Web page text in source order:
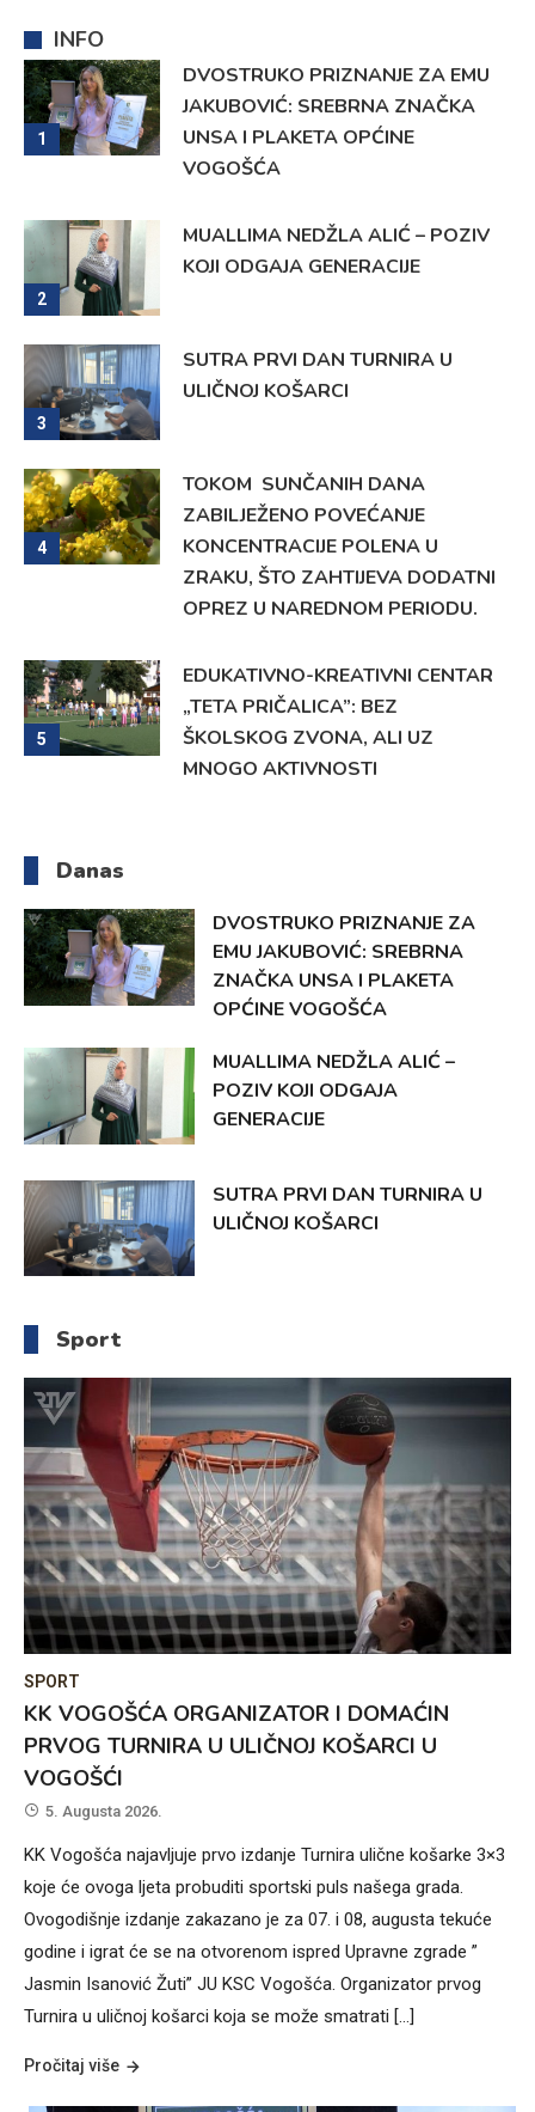
INFO
1
DVOSTRUKO PRIZNANJE ZA EMU
JAKUBOVIĆ: SREBRNA ZNAČKA
UNSA I PLAKETA OPĆINE
VOGOŠĆA
2
MUALLIMA NEDŽLA ALIĆ – POZIV
KOJI ODGAJA GENERACIJE
3
SUTRA PRVI DAN TURNIRA U
ULIČNOJ KOŠARCI
4
TOKOM SUNČANIH DANA
ZABILJEŽENO POVEĆANJE
KONCENTRACIJE POLENA U
ZRAKU, ŠTO ZAHTIJEVA DODATNI
OPREZ U NAREDNOM PERIODU.
5
EDUKATIVNO-KREATIVNI CENTAR
„TETA PRIČALICA”: BEZ
ŠKOLSKOG ZVONA, ALI UZ
MNOGO AKTIVNOSTI
Danas
DVOSTRUKO PRIZNANJE ZA
EMU JAKUBOVIĆ: SREBRNA
ZNAČKA UNSA I PLAKETA
OPĆINE VOGOŠĆA
MUALLIMA NEDŽLA ALIĆ –
POZIV KOJI ODGAJA
GENERACIJE
SUTRA PRVI DAN TURNIRA U
ULIČNOJ KOŠARCI
Sport
SPORT
KK VOGOŠĆA ORGANIZATOR I DOMAĆIN
PRVOG TURNIRA U ULIČNOJ KOŠARCI U
VOGOŠĆI
5. Augusta 2026.
KK Vogošća najavljuje prvo izdanje Turnira ulične košarke 3×3
koje će ovoga ljeta probuditi sportski puls našega grada.
Ovogodišnje izdanje zakazano je za 07. i 08, augusta tekuće
godine i igrat će se na otvorenom ispred Upravne zgrade ”
Jasmin Isanović Žuti” JU KSC Vogošća. Organizator prvog
Turnira u uličnoj košarci koja se može smatrati […]
Pročitaj više